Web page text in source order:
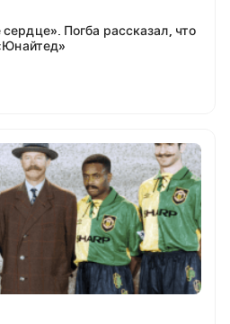
Погба рассказал, что